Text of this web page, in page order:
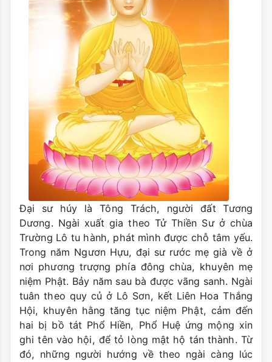
Đại sư húy là Tông Trách, người đất Tương
Dương. Ngài xuất gia theo Tử Thiền Sư ở chùa
Trường Lô tu hành, phát mình được chỗ tâm yếu.
Trong năm Ngươn Hựu, đại sư rước mẹ già về ở
nơi phương trượng phía đông chùa, khuyên mẹ
niệm Phật. Bảy năm sau bà được vãng sanh. Ngài
tuân theo quy củ ở Lô Sơn, kết Liên Hoa Thắng
Hội, khuyên hằng tăng tục niệm Phật, cảm đến
hai bị bồ tát Phổ Hiền, Phổ Huệ ứng mộng xin
ghi tên vào hội, để tỏ lòng mật hộ tán thành. Từ
đó, những người hướng về theo ngài càng lúc